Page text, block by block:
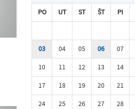
PO UT ST ŠT PI
03
04 05 06 07
10
11 12 13 14
17
18 19 20 21
24
25 26 27 28